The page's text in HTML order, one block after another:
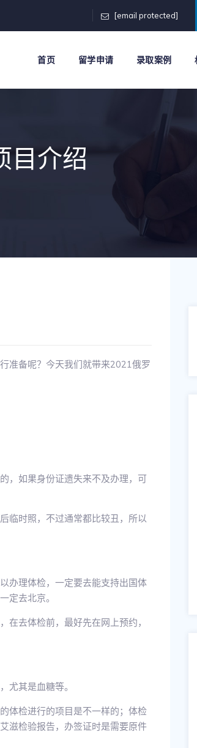
[email protected]
首页 留学申请 录取案例
目介绍
准备呢？今天我们就带来2021俄罗
，如果身份证遗失来不及办理，可
临时照，不过通常都比较丑，所以
办理体检，一定要去能支持出国体
定去北京。
在去体检前，最好先在网上预约，
尤其是血糖等。
体检进行的项目是不一样的；体检
滋检验报告，办签证时是需要原件